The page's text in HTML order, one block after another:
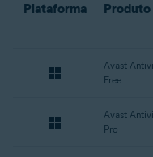
Plataforma Produto
Avast
Free
Avast
Pro